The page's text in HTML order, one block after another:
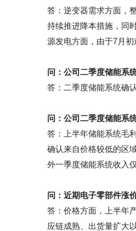
答：逆变器需求方面，
持续推进降本措施，同
源发电方面，由于7月
问：公司二季度储能系
答：二季度储能系统确
问：公司二季度储能系
答：上半年储能系统毛
确认来自价格较低的区
外一季度储能系统收入
问：近期电子零部件涨
答：价格方面，上半年
应链成熟、出货量扩大